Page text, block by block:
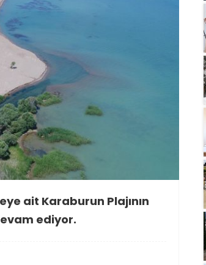
ait Karaburun Plajının
ediyor.